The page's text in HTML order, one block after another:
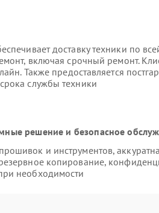
доставку техники по
включая срочный ремонт.
Также предоставляется
службы техники
решение и безопасное
и инструментов,
копирование,
необходимости